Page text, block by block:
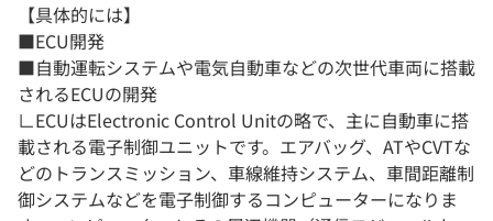
【具体的には】
■ECU開発
■自動運転システムや電気自動車などの次世代車両に搭載
されるECUの開発
∟ECUはElectronic Control Unitの略で、主に自動車に搭
載される電子制御ユニットです。エアバッグ、ATやCVTな
どのトランスミッション、車線維持システム、車間距離制
御システムなどを電子制御するコンピューターになりま